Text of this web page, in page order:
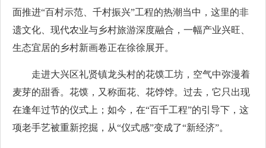
面推进“百村示范、千村振兴”工程的热潮当中，这里的非
遗文化、现代农业与乡村旅游深度融合，一幅产业兴旺、
生态宜居的乡村新画卷正在徐徐展开。
走进大兴区礼贤镇龙头村的花馍工坊，空气中弥漫着
麦芽的甜香。花馍，又称面花、花饽饽。过去，它只出现
在逢年过节的仪式上；如今，在“百千工程”的引导下，这
项老手艺被重新挖掘，从“仪式感”变成了“新经济”。